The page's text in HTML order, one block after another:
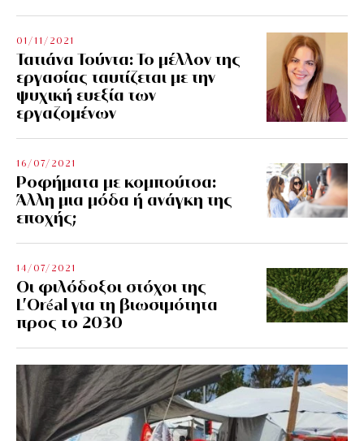
01/11/2021
Τατιάνα Τούντα: Το μέλλον της
εργασίας ταυτίζεται με την
ψυχική ευεξία των
εργαζομένων
16/07/2021
Ροφήματα με κομπούτσα:
Άλλη μια μόδα ή ανάγκη της
εποχής;
14/07/2021
Οι φιλόδοξοι στόχοι της
L’Oréal για τη βιωσιμότητα
προς το 2030